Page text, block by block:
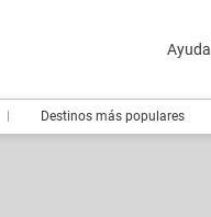
Ayuda
Destinos más populares